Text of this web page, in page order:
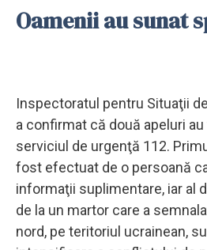
Oamenii au sunat
Inspectoratul pentru Situaţii
a confirmat că două apeluri
serviciul de urgenţă 112.
fost efectuat de o persoană
informaţii suplimentare, iar al
de la un martor care a
nord, pe teritoriul ucrainean,